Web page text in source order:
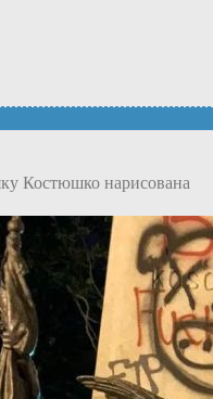
Костюшко нарисована